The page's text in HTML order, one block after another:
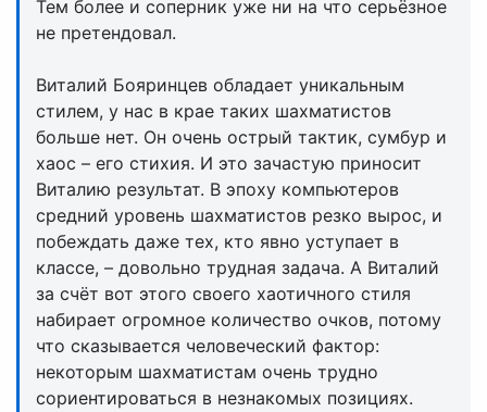
Тем более и соперник уже ни на что серьёзное
не претендовал.
Виталий Бояринцев обладает уникальным
стилем, у нас в крае таких шахматистов
больше нет. Он очень острый тактик, сумбур и
хаос – его стихия. И это зачастую приносит
Виталию результат. В эпоху компьютеров
средний уровень шахматистов резко вырос, и
побеждать даже тех, кто явно уступает в
классе, – довольно трудная задача. А Виталий
за счёт вот этого своего хаотичного стиля
набирает огромное количество очков, потому
что сказывается человеческий фактор:
некоторым шахматистам очень трудно
сориентироваться в незнакомых позициях.